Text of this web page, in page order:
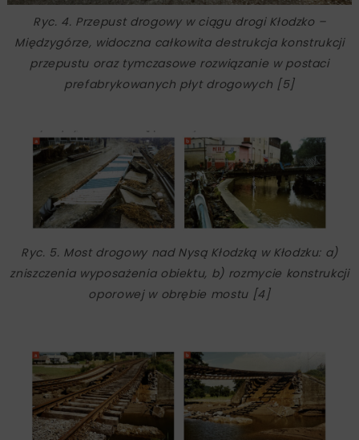
Ryc. 4. Przepust drogowy w ciągu drogi Kłodzko –
Międzygórze, widoczna całkowita destrukcja konstrukcji
przepustu oraz tymczasowe rozwiązanie w postaci
prefabrykowanych płyt drogowych [5]
Ryc. 5. Most drogowy nad Nysą Kłodzką w Kłodzku: a)
zniszczenia wyposażenia obiektu, b) rozmycie konstrukcji
oporowej w obrębie mostu [4]